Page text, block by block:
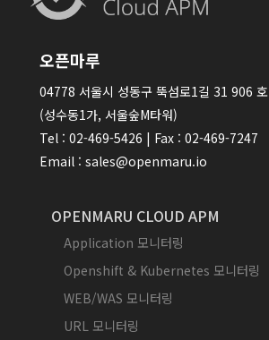
오픈마루
04778 서울시 성동구 뚝섬로1길 31 906 호
(성수동1가, 서울숲M타워)
Tel : 02-469-5426 | Fax : 02-469-7247
Email : sales@openmaru.io
OPENMARU CLOUD APM
Application 모니터링
Openshift & Kubernetes 모니터링
WEB/WAS 모니터링
URL 모니터링